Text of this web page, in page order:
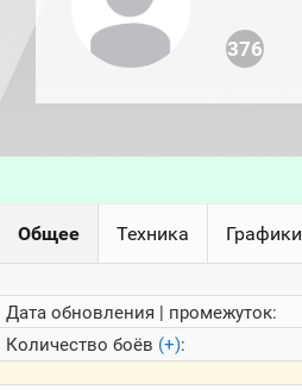
последние
1000
стримеров
Информация
376
Общее Техника Графики
Дата обновления | промежуток:
Количество боёв (+):